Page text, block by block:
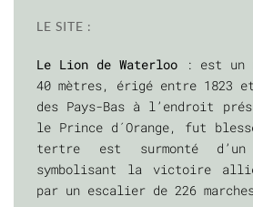
LE SITE :
Le Lion de Waterloo: est un
40 mètres, érigé entre 1823
des Pays-Bas à l’endroit
le Prince d´Orange, fut
tertre est surmonté
symbolisant la victoire
par un escalier de 226